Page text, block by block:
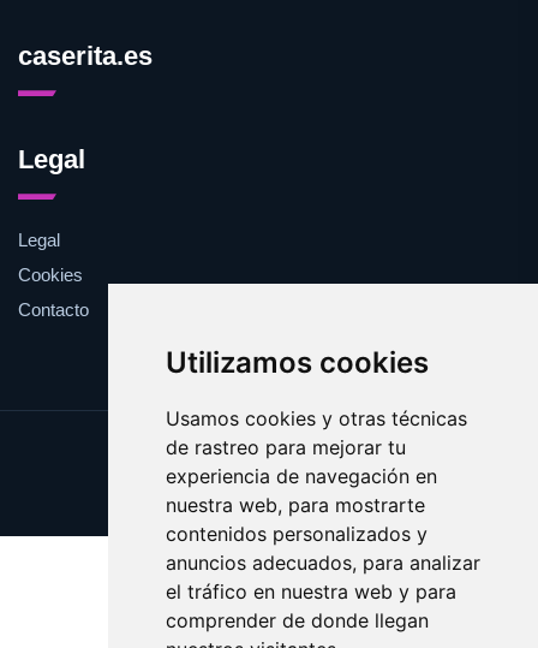
Utilizamos cookies
Usamos cookies y otras técnicas
de rastreo para mejorar tu
experiencia de navegación en
nuestra web, para mostrarte
contenidos personalizados y
anuncios adecuados, para analizar
el tráfico en nuestra web y para
comprender de donde llegan
caserita.es
Legal
Legal
Cookies
Contacto
Update cookies preferences
Copyright © 2025 caserita.es